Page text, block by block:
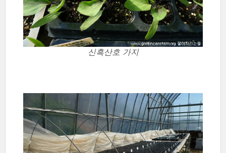
신흑산호 가지